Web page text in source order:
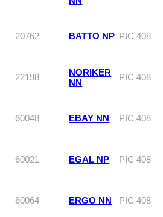
20762 BATTO NP PIC 408
22198
NORIKER
NN
PIC 408
60048 EBAY NN PIC 408
60021 EGAL NP PIC 408
60064 ERGO NN PIC 408